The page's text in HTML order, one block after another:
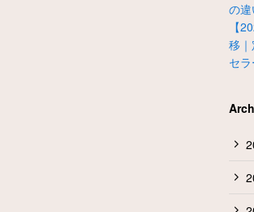
の
【
移
セ